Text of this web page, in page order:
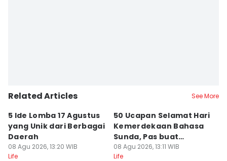
Related Articles See More
5 Ide Lomba 17 Agustus
yang Unik dari Berbagai
Daerah
08 Agu 2026, 13:20 WIB
Life
50 Ucapan Selamat Hari
Kemerdekaan Bahasa
Sunda, Pas buat
Caption!
08 Agu 2026, 13:11 WIB
Life